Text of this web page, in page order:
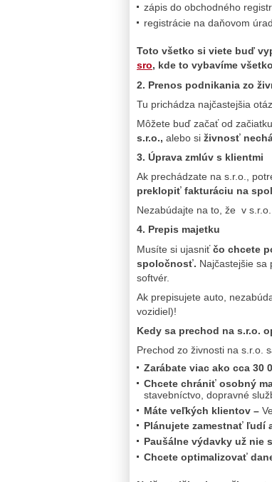
zápis do obchodného
registrácie na daňovom
Toto všetko si viete buď
sro, kde to vybavíme
2. Prenos podnikania zo
Tu prichádza najčastejšia
Môžete buď začať od začiatku,
s.r.o., alebo si živnosť
3. Úprava zmlúv s klientmi
Ak prechádzate na s.r.o.,
preklopiť fakturáciu na
Nezabúdajte na to, že v s.r.o.
4. Prepis majetku
Musíte si ujasniťčo chcete
spoločnosť. Najčastejšie sa
softvér.
Ak prepisujete auto,
vozidiel)!
Kedy sa prechod na s.r.o.
Prechod zo živnosti na s.r.o.
Zarábate viac ako cca 30
Chcete chrániť osobný
stavebníctvo, dopravné
Máte veľkých klientov –
Plánujete zamestnať ľudí
Paušálne výdavky už nie
Chcete optimalizovať